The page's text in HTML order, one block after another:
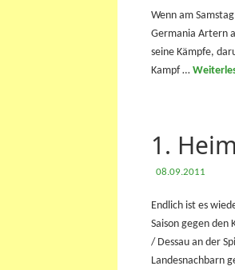
Wenn am
Germania Artern
seine Kämpfe,
Kampf …
1.
08.09.2011
Endlich ist es
Saison gegen den
/ Dessau an der
Landesnachbarn